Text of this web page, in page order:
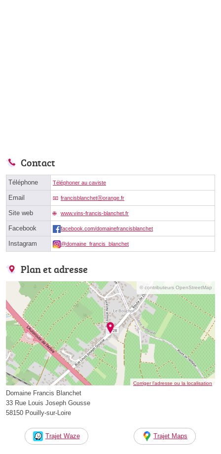
Contact
Téléphone Téléphoner au caviste
Email francisblanchetⓐorange.fr
Site web www.vins-francis-blanchet.fr
Facebook facebook.com/domainefrancisblanchet
Instagram @domaine_francis_blanchet
Plan et adresse
© contributeurs OpenStreetMap
Corriger l’adresse ou la localisation
Domaine Francis Blanchet
33 Rue Louis Joseph Gousse
58150 Pouilly-sur-Loire
Trajet Waze Trajet Maps